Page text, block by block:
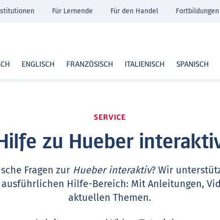
ENGLISCH FRANZÖSISCH ITALIENISCH SPANISCH
Für Lernende Für den Handel Fortbildungen
SERVICE
zu Hueber
Fragen zur Hueber interaktiv? Wir
Hilfe-Bereich: Mit Anleitungen,
aktuellen Themen.